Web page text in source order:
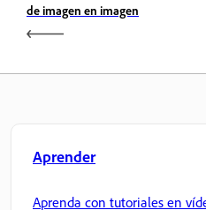
de imagen en imagen
Aprender
Aprenda con tutoriales en